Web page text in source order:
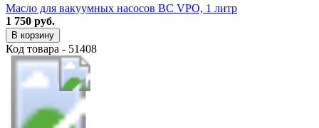
Масло для вакуумных насосов BC VPO, 1 литр
1 750 руб.
В корзину
Код товара - 51408